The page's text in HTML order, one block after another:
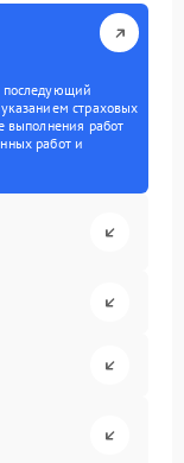
последующий
страховых
выполнения работ
работ и